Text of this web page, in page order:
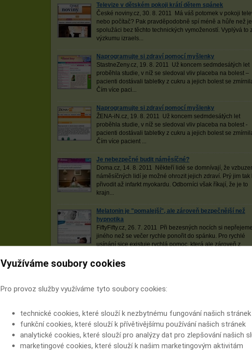
Televize v dětském pokoji krátí dětem spánek
České noviny.cz, 30. 8. 2011 Má váš potomek v pokoji
nebo počítač? Pak pravděpodobně spí méně a hůře než
spolužáci bez těchto technických vymožeností. Vyplývá to z
výzkumu izraels...
Naprogramujte si zdraví pomocí myšlenky
StastneZeny.cz, 19. 8. 2011 Už koncem sedmdesátých let
proběhla studie, v níž se sledoval vliv placeba na bolest –
pacienti dostávali tabletky z cukru a jejich bolest se
Čím více paci...
Naprogramujte si zdraví pomocí myšlenky
ŽENA-iN.cz, 19. 8. 2011 Už koncem sedmdesátých let
proběhla studie, v níž se sledoval vliv placeba na bolest -
pacienti dostávali tabletky z cukru a jejich bolest se
Čím více pacient ...
Je nebezpečné budit náměsíčné?
Doma.cz, 14. 8. 2011 Někteří lidé se domnívají, že
náměsíčných lidí je možné ohrozit jejich zdraví. Prý jim tak
přivodit až infarkt myokardu. Odborníci však říkají, že je to
krajn...
Melatonin je "pomalejší", ale zároveň bezpečnější než
hypnotika
FiftyFifty.cz, 26. 7. 2011 Při bezesných nocích si
jiného než se večer rychle ponořit do spánku. Pro rychlé
usínání sice existuje rychlá pomoc, která ale zároveň z
FiftyFifty.cz, 25. 7. 2011 Představa mnohahodinové cesty
prostředí. Přin...
Nespavost je nemoc, kterou lze léčit
StastneZeny.cz, 10. 3. 2011 Pokud trpíte poruchami
možná jste již vyzkoušeli léky na rychlé usínání. Ty jsou
Využíváme soubory cookies
Pro provoz služby využíváme tyto soubory cookies:
technické cookies, které slouží k nezbytnému fungování našich stránek
funkční cookies, které slouží k přívětivějšímu používání našich stránek
analytické cookies, které slouží pro analýzy dat pro zlepšování našich
marketingové cookies, které slouží k našim marketingovým aktivitám